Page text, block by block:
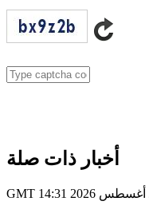
أخبار ذات صلة